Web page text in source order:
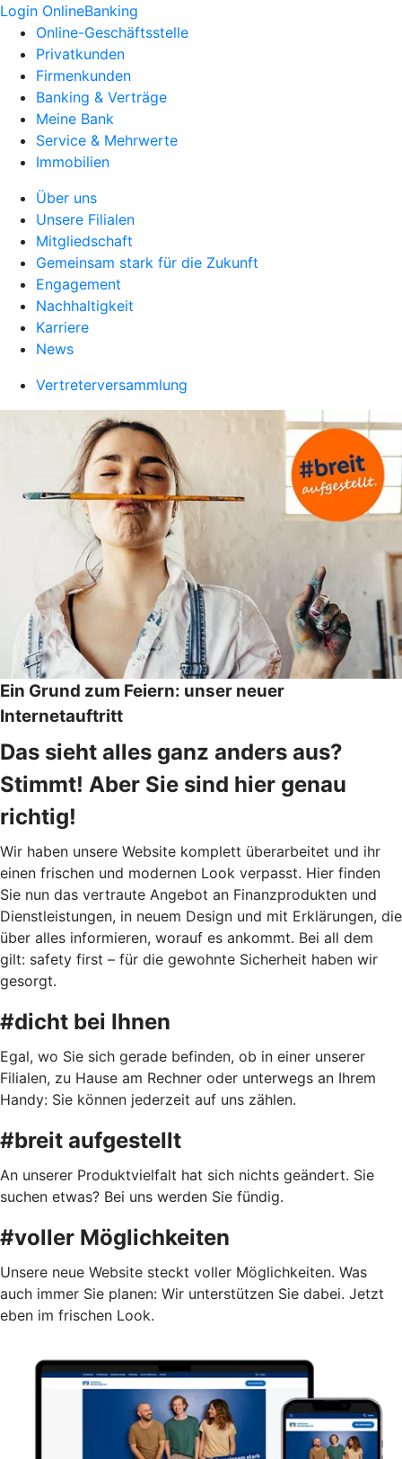
Login OnlineBanking
Online-Geschäftsstelle
Privatkunden
Firmenkunden
Banking & Verträge
Meine Bank
Service & Mehrwerte
Immobilien
Über uns
Unsere Filialen
Mitgliedschaft
Gemeinsam stark für die Zukunft
Engagement
Nachhaltigkeit
Karriere
News
Vertreterversammlung
Ein Grund zum Feiern: unser neuer
Internetauftritt
Das sieht alles ganz anders aus?
Stimmt! Aber Sie sind hier genau
richtig!
Wir haben unsere Website komplett überarbeitet und ihr
einen frischen und modernen Look verpasst. Hier finden
Sie nun das vertraute Angebot an Finanzprodukten und
Dienstleistungen, in neuem Design und mit Erklärungen, die
über alles informieren, worauf es ankommt. Bei all dem
gilt: safety first – für die gewohnte Sicherheit haben wir
gesorgt.
#dicht bei Ihnen
Egal, wo Sie sich gerade befinden, ob in einer unserer
Filialen, zu Hause am Rechner oder unterwegs an Ihrem
Handy: Sie können jederzeit auf uns zählen.
#breit aufgestellt
An unserer Produktvielfalt hat sich nichts geändert. Sie
suchen etwas? Bei uns werden Sie fündig.
#voller Möglichkeiten
Unsere neue Website steckt voller Möglichkeiten. Was
auch immer Sie planen: Wir unterstützen Sie dabei. Jetzt
eben im frischen Look.